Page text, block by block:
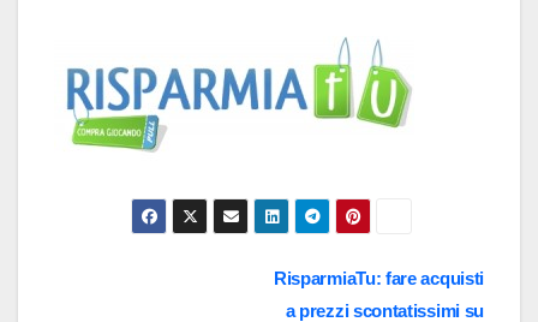
NavigazioneRisparmiaTu: fare acquisti
a prezzi scontatissimi su